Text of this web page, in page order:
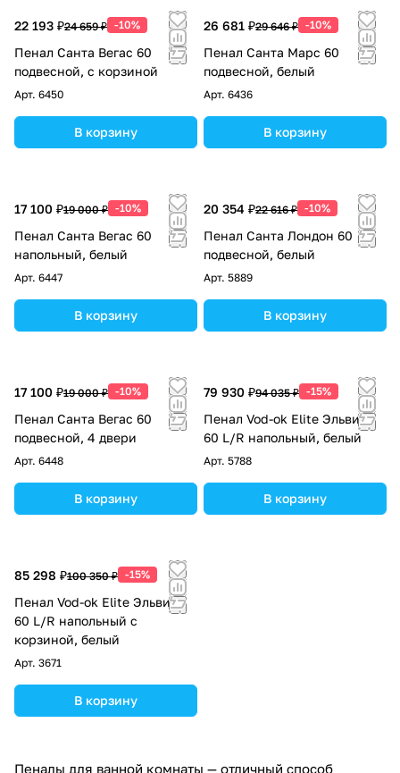
22 193 ₽24 659 ₽ -10%
Пенал Санта Вегас 60
подвесной, с корзиной
Арт. 6450
В корзину
26 681 ₽29 646 ₽ -10%
Пенал Санта Марс 60
подвесной, белый
Арт. 6436
В корзину
17 100 ₽19 000 ₽ -10%
Пенал Санта Вегас 60
напольный, белый
Арт. 6447
В корзину
20 354 ₽22 616 ₽ -10%
Пенал Санта Лондон 60
подвесной, белый
Арт. 5889
В корзину
17 100 ₽19 000 ₽ -10%
Пенал Санта Вегас 60
подвесной, 4 двери
Арт. 6448
В корзину
79 930 ₽94 035 ₽ -15%
Пенал Vod-ok Elite Эльвира
60 L/R напольный, белый
Арт. 5788
В корзину
85 298 ₽100 350 ₽ -15%
Пенал Vod-ok Elite Эльвира
60 L/R напольный с
корзиной, белый
Арт. 3671
В корзину
Пеналы для ванной комнаты — отличный способ